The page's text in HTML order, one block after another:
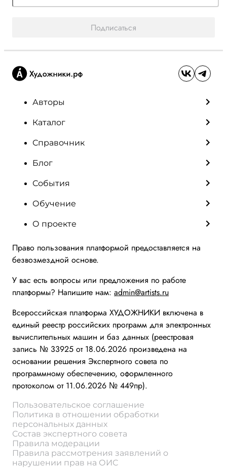
Подписаться
Авторы
Каталог
Справочник
Блог
События
Обучение
О проекте
Право пользования платформой предоставляется на
безвозмездной основе.
У вас есть вопросы или предложения по работе
платформы? Напишите нам: admin@artists.ru
Всероссийская платформа ХУДОЖНИКИ включена в
единый реестр российских программ для электронных
вычислительных машин и баз данных (реестровая
запись № 33925 от 18.06.2026 произведена на
основании решения Экспертного совета по
программному обеспечению, оформленного
протоколом от 11.06.2026 № 449пр).
Пользовательское соглашение
Политика в отношении обработки
персональных данных
Состав экспертного совета
Правила модерации
Правила рассмотрения заявлений о
нарушении прав на ОИС